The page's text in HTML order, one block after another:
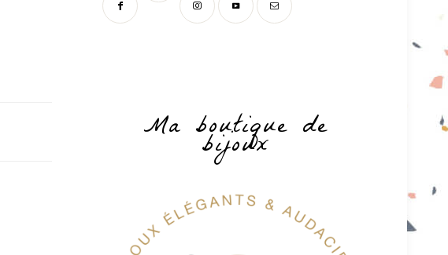
Ma boutique de
bijoux